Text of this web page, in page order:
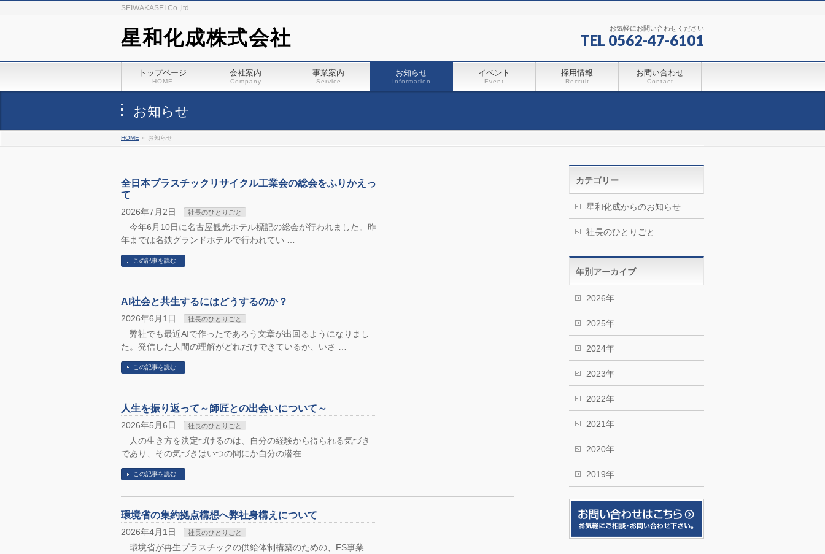
SEIWAKASEI Co.,ltd
星和化成株式会社 お気軽にお問い合わせください
TEL 0562-47-6101
トップページ
HOME
会社案内
Company
事業案内
Service
お知らせ
Information
イベント
Event
採用情報
Recruit
お問い合わせ
Contact
お知らせ
HOME » お知らせ
全日本プラスチックリサイクル工業会の総会をふりかえっ
て
2026年7月2日 社長のひとりごと
今年6月10日に名古屋観光ホテル標記の総会が行われました。昨
年までは名鉄グランドホテルで行われてい …
この記事を読む
AI社会と共生するにはどうするのか？
2026年6月1日 社長のひとりごと
弊社でも最近AIで作ったであろう文章が出回るようになりまし
た。発信した人間の理解がどれだけできているか、いさ …
この記事を読む
人生を振り返って～師匠との出会いについて～
2026年5月6日 社長のひとりごと
人の生き方を決定づけるのは、自分の経験から得られる気づき
であり、その気づきはいつの間にか自分の潜在 …
この記事を読む
環境省の集約拠点構想へ弊社身構えについて
2026年4月1日 社長のひとりごと
環境省が再生プラスチックの供給体制構築のための、FS事業
カテゴリー
星和化成からのお知らせ
社長のひとりごと
年別アーカイブ
2026年
2025年
2024年
2023年
2022年
2021年
2020年
2019年